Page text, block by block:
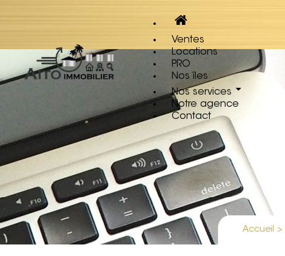
Ventes
Locations
PRO
Nos îles
Nos services
Notre agence
Contact
Accueil >